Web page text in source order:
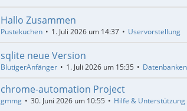
Hallo Zusammen
Pustekuchen 1. Juli 2026 um 14:37 Uservorstellung
sqlite neue Version
BlutigerAnfänger 1. Juli 2026 um 15:35 Datenbanken
chrome-automation Project
gmmg 30. Juni 2026 um 10:55 Hilfe & Unterstützung